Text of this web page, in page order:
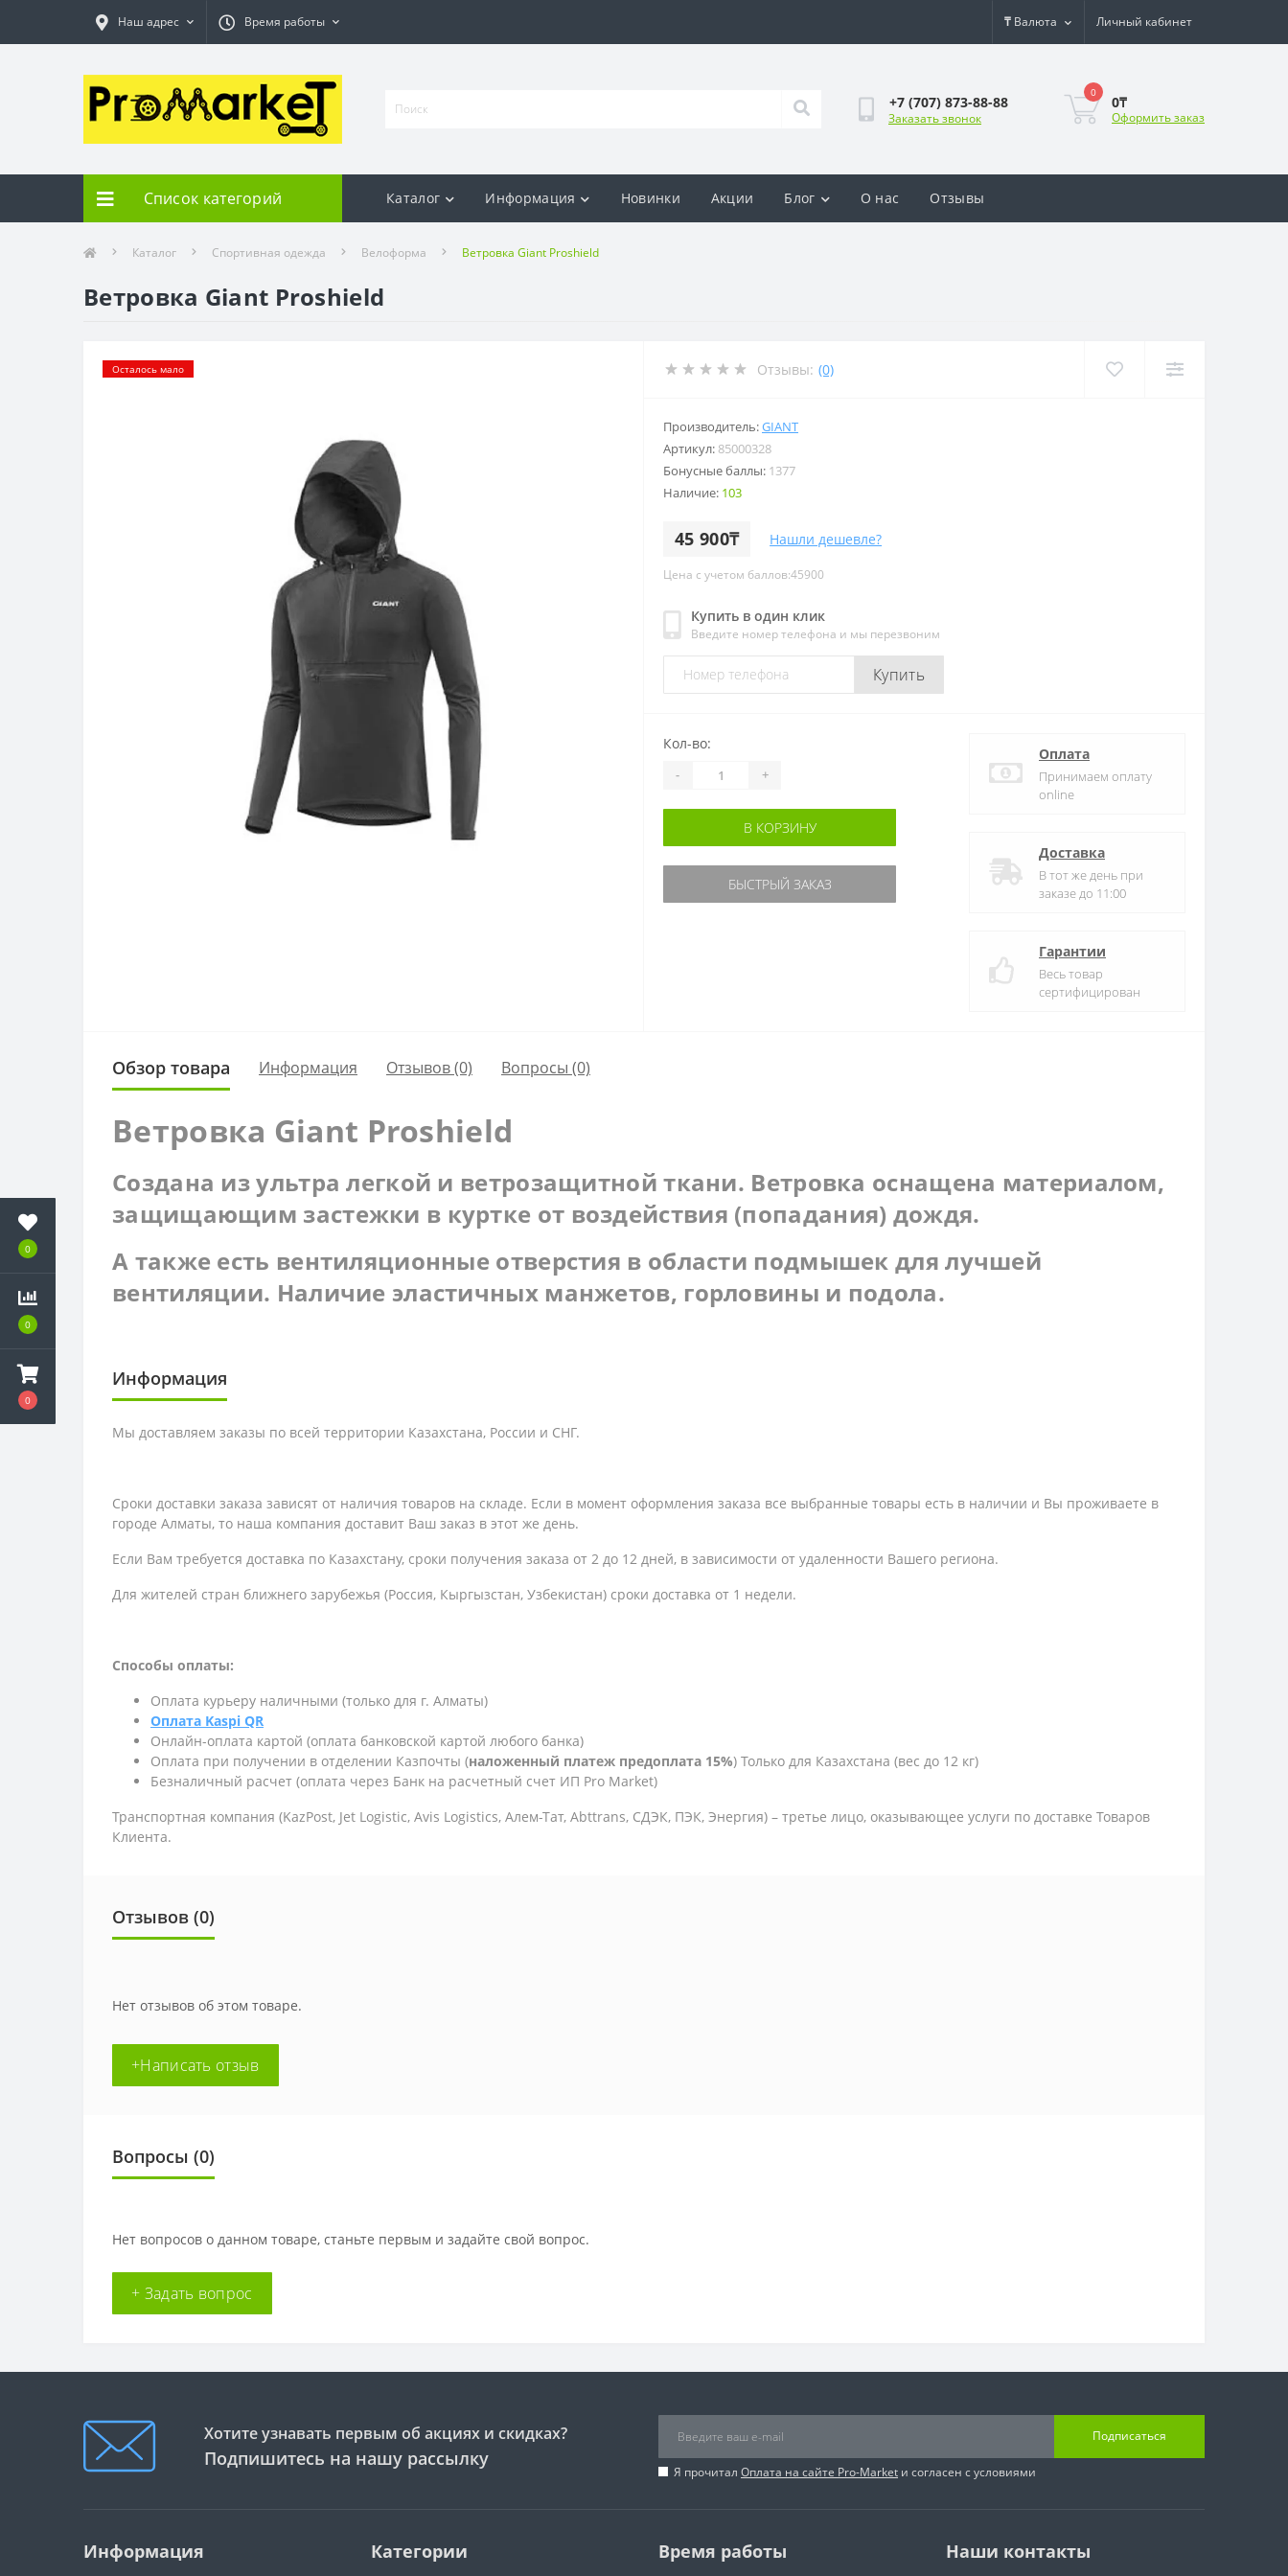
0
0
0
Наш адрес Время работы ₸ Валюта Личный кабинет
+7 (707) 873-88-88
Заказать звонок
0
0₸
Оформить заказ
Список категорий Каталог Информация Новинки Акции Блог О нас Отзывы
Каталог Спортивная одежда Велоформа Ветровка Giant Proshield
Ветровка Giant Proshield
Осталось мало Отзывы: (0)
Производитель:GIANT
Артикул: 85000328
Бонусные баллы: 1377
Наличие: 103
45 900₸ Нашли дешевле?
Цена с учетом баллов:45900
Купить в один клик
Введите номер телефона и мы перезвоним
Купить
Кол-во:
- +
В КОРЗИНУ
БЫСТРЫЙ ЗАКАЗ
Оплата
Принимаем оплату
online
Доставка
В тот же день при
заказе до 11:00
Гарантии
Весь товар
сертифицирован
Обзор товара Информация Отзывов (0) Вопросы (0)
Ветровка Giant Proshield
Создана из ультра легкой и ветрозащитной ткани. Ветровка оснащена материалом,
защищающим застежки в куртке от воздействия (попадания) дождя.
А также есть вентиляционные отверстия в области подмышек для лучшей
вентиляции. Наличие эластичных манжетов, горловины и подола.
Информация
Мы доставляем заказы по всей территории Казахстана, России и СНГ.
Сроки доставки заказа зависят от наличия товаров на складе. Если в момент оформления заказа все выбранные товары есть в наличии и Вы проживаете в
городе Алматы, то наша компания доставит Ваш заказ в этот же день.
Если Вам требуется доставка по Казахстану, сроки получения заказа от 2 до 12 дней, в зависимости от удаленности Вашего региона.
Для жителей стран ближнего зарубежья (Россия, Кыргызстан, Узбекистан) сроки доставка от 1 недели.
Способы оплаты:
Оплата курьеру наличными (только для г. Алматы)
Оплата Kaspi QR
Онлайн-оплата картой (оплата банковской картой любого банка)
Оплата при получении в отделении Казпочты (наложенный платеж предоплата 15%) Только для Казахстана (вес до 12 кг)
Безналичный расчет (оплата через Банк на расчетный счет ИП Pro Market)
Транспортная компания (KazPost, Jet Logistic, Avis Logistics, Алем-Тат, Abttrans, СДЭК, ПЭК, Энергия) – третье лицо, оказывающее услуги по доставке Товаров
Клиента.
Отзывов (0)
Нет отзывов об этом товаре.
+Написать отзыв
Вопросы (0)
Нет вопросов о данном товаре, станьте первым и задайте свой вопрос.
+ Задать вопрос
Хотите узнавать первым об акциях и скидках?
Подпишитесь на нашу рассылку
Подписаться
Я прочитал Оплата на сайте Pro-Market и согласен с условиями
Информация Категории Время работы Наши контакты